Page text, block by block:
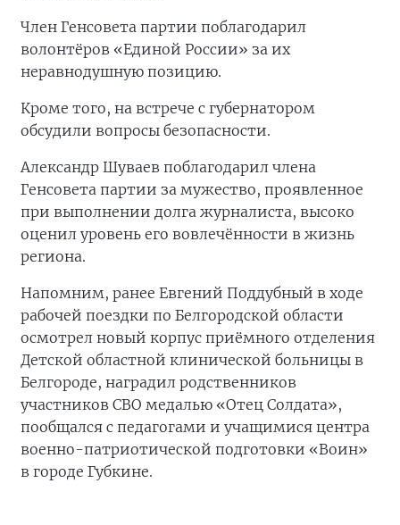
Член Генсовета партии поблагодарил
волонтёров «Единой России» за их
неравнодушную позицию.
Кроме того, на встрече с губернатором
обсудили вопросы безопасности.
Александр Шуваев поблагодарил члена
Генсовета партии за мужество, проявленное
при выполнении долга журналиста, высоко
оценил уровень его вовлечённости в жизнь
региона.
Напомним, ранее Евгений Поддубный в ходе
рабочей поездки по Белгородской области
осмотрел новый корпус приёмного отделения
Детской областной клинической больницы в
Белгороде, наградил родственников
участников СВО медалью «Отец Солдата»,
пообщался с педагогами и учащимися центра
военно-патриотической подготовки «Воин»
в городе Губкине.